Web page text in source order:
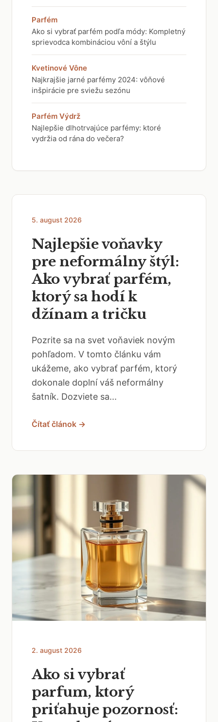
Parfém
Ako si vybrať parfém podľa módy: Kompletný
sprievodca kombináciou vôní a štýlu
Kvetinové Vône
Najkrajšie jarné parfémy 2024: vôňové
inšpirácie pre sviežu sezónu
Parfém Výdrž
Najlepšie dlhotrvajúce parfémy: ktoré
vydržia od rána do večera?
5. august 2026
Najlepšie voňavky
pre neformálny štýl:
Ako vybrať parfém,
ktorý sa hodí k
džínam a tričku
Pozrite sa na svet voňaviek novým
pohľadom. V tomto článku vám
ukážeme, ako vybrať parfém, ktorý
dokonale doplní váš neformálny
šatník. Dozviete sa...
Čítať článok →
2. august 2026
Ako si vybrať
parfum, ktorý
priťahuje pozornosť: